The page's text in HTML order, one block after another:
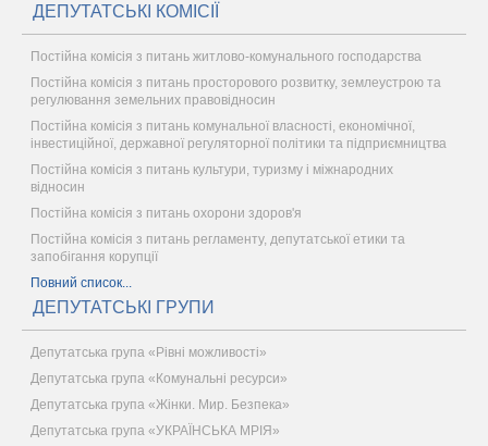
ДЕПУТАТСЬКІ КОМІСІЇ
Постійна комісія з питань житлово-комунального господарства
Постійна комісія з питань просторового розвитку, землеустрою та
регулювання земельних правовідносин
Постійна комісія з питань комунальної власності, економічної,
інвестиційної, державної регуляторної політики та підприємництва
Постійна комісія з питань культури, туризму і міжнародних
відносин
Постійна комісія з питань охорони здоров'я
Постійна комісія з питань регламенту, депутатської етики та
запобігання корупції
Повний список...
ДЕПУТАТСЬКІ ГРУПИ
Депутатська група «Рівні можливості»
Депутатська група «Комунальні ресурси»
Депутатська група «Жінки. Мир. Безпека»
Депутатська група «УКРАЇНСЬКА МРІЯ»